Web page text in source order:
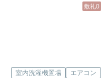
敷礼0
室内洗濯機置場 エアコン